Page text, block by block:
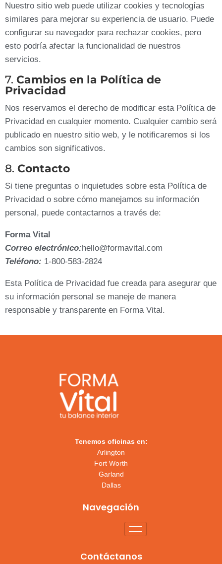
Nuestro sitio web puede utilizar cookies y tecnologías
similares para mejorar su experiencia de usuario. Puede
configurar su navegador para rechazar cookies, pero
esto podría afectar la funcionalidad de nuestros
servicios.
7. Cambios en la Política de
Privacidad
Nos reservamos el derecho de modificar esta Política de
Privacidad en cualquier momento. Cualquier cambio será
publicado en nuestro sitio web, y le notificaremos si los
cambios son significativos.
8. Contacto
Si tiene preguntas o inquietudes sobre esta Política de
Privacidad o sobre cómo manejamos su información
personal, puede contactarnos a través de:
Forma Vital
Correo electrónico:hello@formavital.com
Teléfono: 1-800-583-2824
Esta Política de Privacidad fue creada para asegurar que
su información personal se maneje de manera
responsable y transparente en Forma Vital.
Tenemos oficinas en:
Arlington
Fort Worth
Garland
Dallas
Navegación
Contáctanos